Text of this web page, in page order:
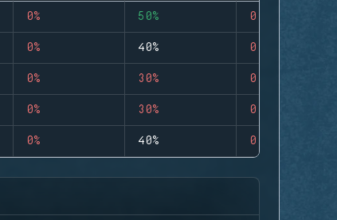
0% 50% 0
0% 40% 0
0% 30% 0
0% 30% 0
0% 40% 0